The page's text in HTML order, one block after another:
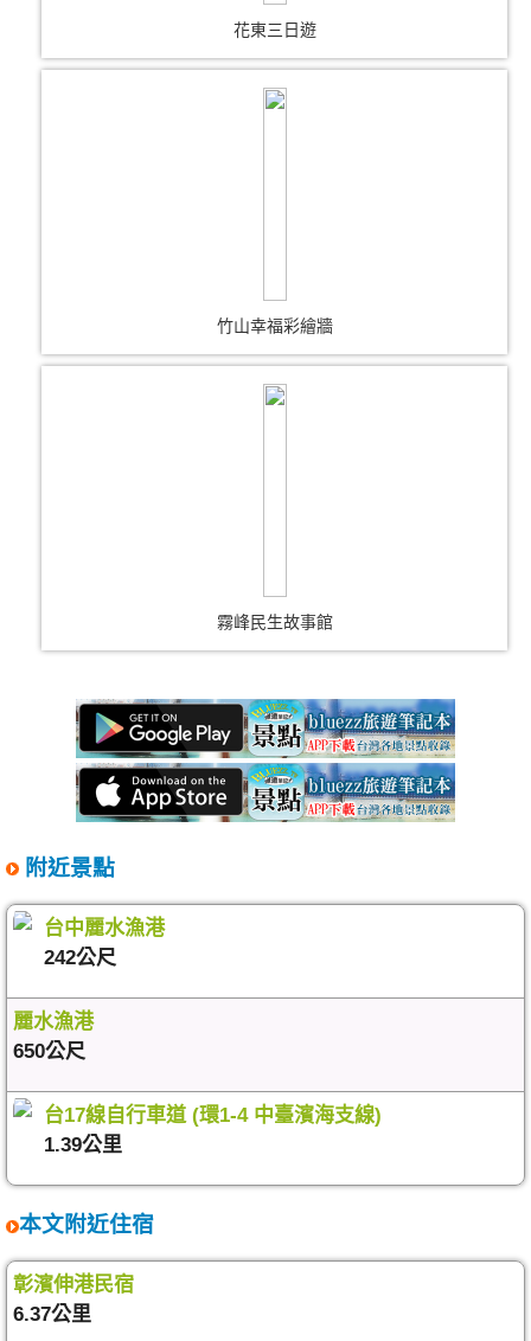
花東三日遊
竹山幸福彩繪牆
霧峰民生故事館
附近景點
台中麗水漁港
242公尺
麗水漁港
650公尺
台17線自行車道 (環1-4 中臺濱海支線)
1.39公里
本文附近住宿
彰濱伸港民宿
6.37公里